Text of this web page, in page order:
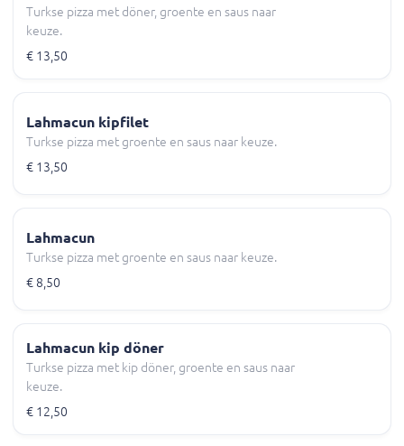
Turkse pizza met döner, groente en saus naar
keuze.
€ 13,50
Lahmacun kipfilet
Turkse pizza met groente en saus naar keuze.
€ 13,50
Lahmacun
Turkse pizza met groente en saus naar keuze.
€ 8,50
Lahmacun kip döner
Turkse pizza met kip döner, groente en saus naar
keuze.
€ 12,50